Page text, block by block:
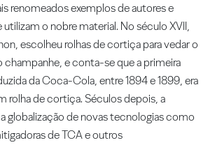
renomeados exemplos de autores e
utilizam o nobre material. No século XVII,
escolheu rolhas de cortiça para vedar o
champanhe, e conta-se que a primeira
da Coca-Cola, entre 1894 e 1899, era
rolha de cortiça. Séculos depois, a
globalização de novas tecnologias como
de TCA e outros